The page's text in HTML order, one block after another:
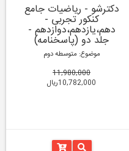
دکترشو - ریاضیات جامع
کنکور تجربی -
دهم،یازدهم،دوازدهم -
جلد دو (پاسخنامه)
موضوع: متوسطه دوم
11,980,000
10,782,000ریال